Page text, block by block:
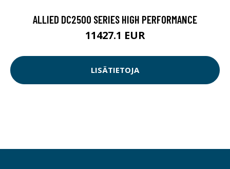
ALLIED DC2500 SERIES HIGH PERFORMANCE
11427.1 EUR
LISÄTIETOJA